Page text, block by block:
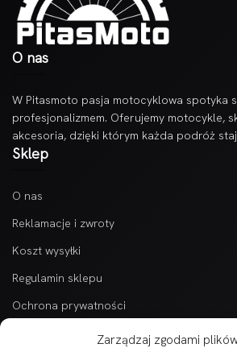
Zarządzaj zgodami
O nas
W Pitasmoto pasja motocyklowa spotyka
profesjonalizmem. Oferujemy motocykle,
akcesoria, dzięki którym każda podróż
Sklep
O nas
Reklamacje i zwroty
Koszt wysyłki
Regulamin sklepu
Ochrona prywatności